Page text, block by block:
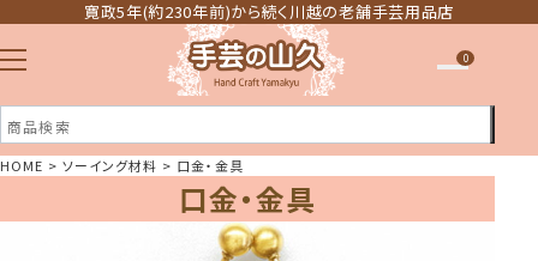
寛政5年(約230年前)から続く川越の老舗手芸用品店
注文履歴
ほしい物リスト
0
HOME ソーイング材料 口金・金具
口金・金具